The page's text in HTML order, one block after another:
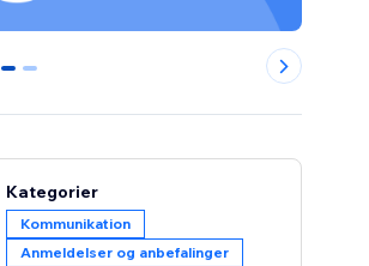
0 1
Kategorier
Kommunikation
Anmeldelser og anbefalinger